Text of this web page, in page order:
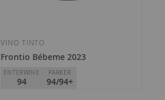
VINO TINTO
Frontio Bébeme 2023
ENTERWINE
94
PARKER
94/94+